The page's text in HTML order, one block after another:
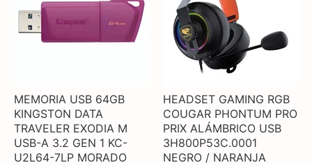
MEMORIA USB 64GB
KINGSTON DATA
TRAVELER EXODIA M
USB-A 3.2 GEN 1 KC-
U2L64-7LP MORADO
HEADSET GAMING RGB
COUGAR PHONTUM PRO
PRIX ALÁMBRICO USB
3H800P53C.0001
NEGRO / NARANJA